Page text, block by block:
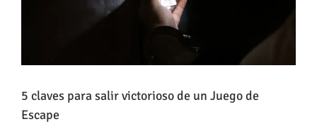
5 claves para salir victorioso de un Juego de
Escape